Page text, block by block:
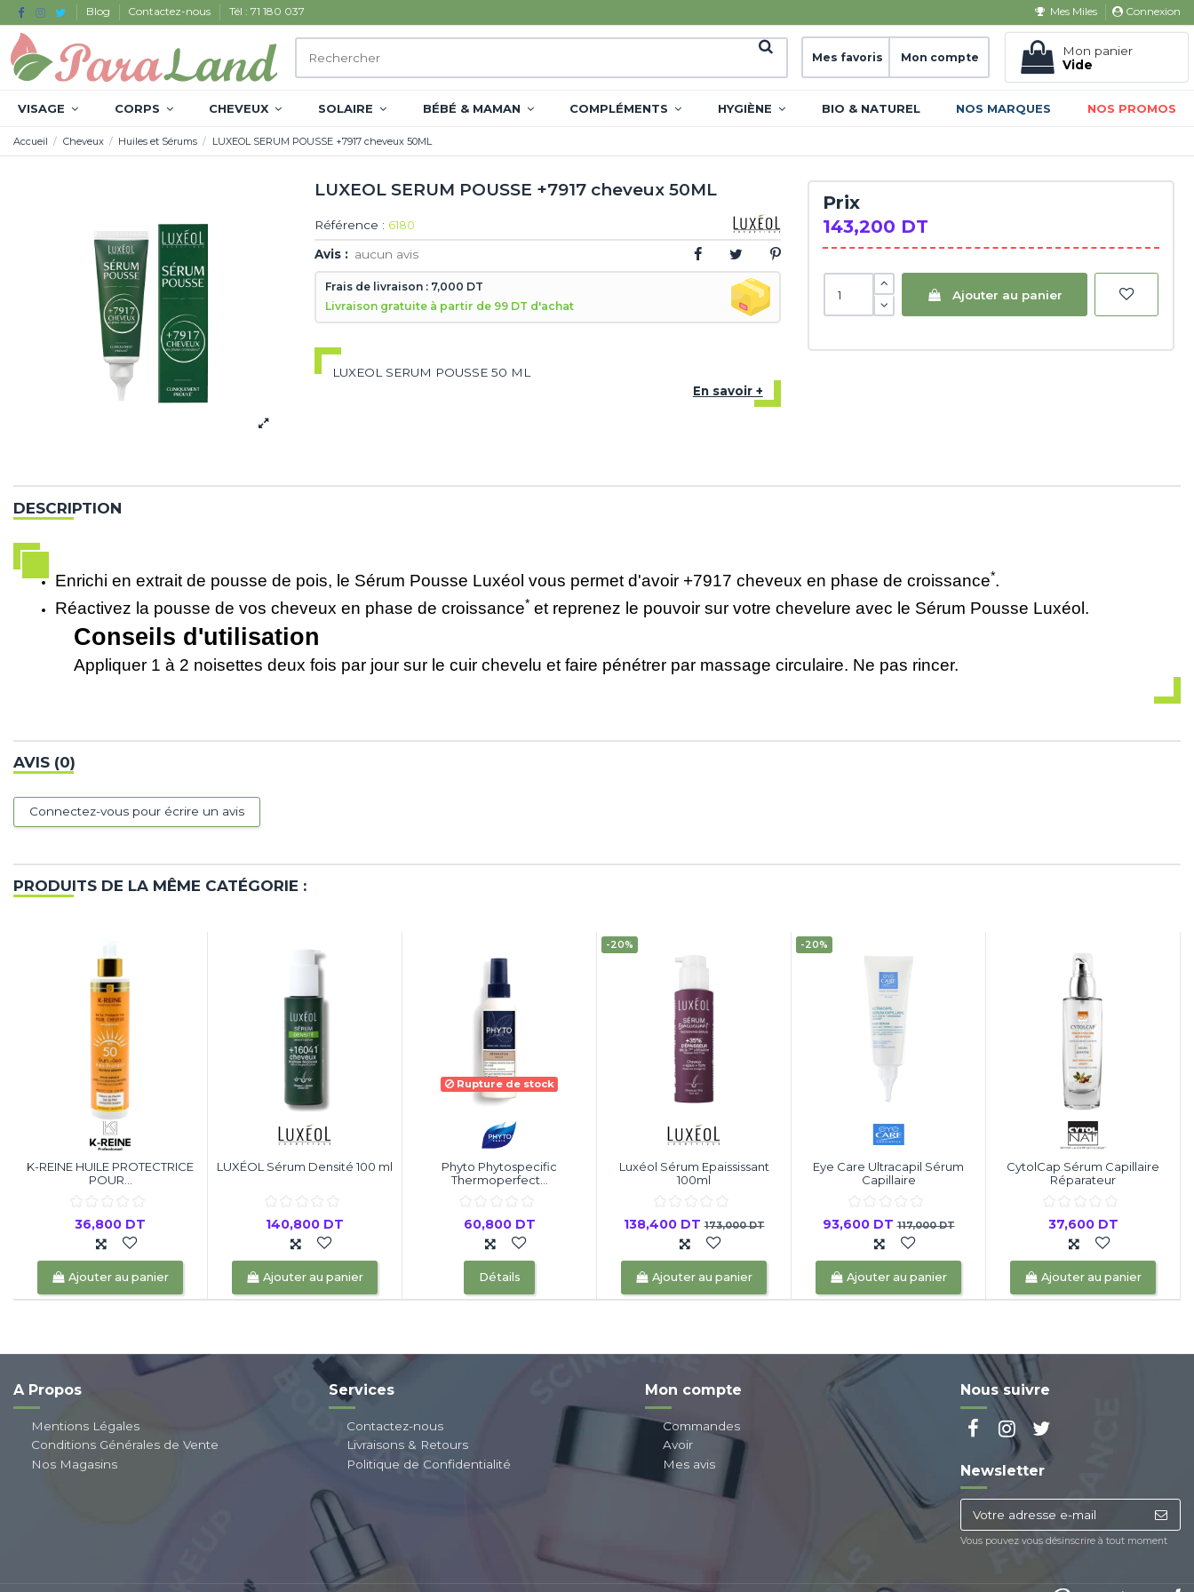
Blog Contactez-nous Tél : 71 180 037 Mes Miles Connexion
Mes favoris Mon compte
Mon panier
Vide
VISAGE CORPS CHEVEUX SOLAIRE BÉBÉ & MAMAN COMPLÉMENTS HYGIÈNE BIO & NATUREL NOS MARQUES NOS PROMOS
Accueil Cheveux Huiles et Sérums LUXEOL SERUM POUSSE +7917 cheveux 50ML
LUXEOL SERUM POUSSE +7917 cheveux 50ML
Référence : 6180
Avis : aucun avis
Frais de livraison : 7,000 DT
Livraison gratuite à partir de 99 DT d'achat
LUXEOL SERUM POUSSE 50 ML
En savoir +
Prix
143,200 DT
Ajouter au panier
DESCRIPTION
Enrichi en extrait de pousse de pois, le Sérum Pousse Luxéol vous permet d'avoir +7917 cheveux en phase de croissance*.
Réactivez la pousse de vos cheveux en phase de croissance* et reprenez le pouvoir sur votre chevelure avec le Sérum Pousse Luxéol.
Conseils d'utilisation
Appliquer 1 à 2 noisettes deux fois par jour sur le cuir chevelu et faire pénétrer par massage circulaire. Ne pas rincer.
AVIS (0)
Connectez-vous pour écrire un avis
PRODUITS DE LA MÊME CATÉGORIE :
K-REINE HUILE PROTECTRICE
POUR...
36,800 DT
Ajouter au panier
LUXÉOL Sérum Densité 100 ml
140,800 DT
Ajouter au panier
Rupture de stock
Phyto Phytospecific
Thermoperfect...
60,800 DT
Détails
-20%
Luxéol Sérum Epaississant
100ml
138,400 DT173,000 DT
Ajouter au panier
-20%
Eye Care Ultracapil Sérum
Capillaire
93,600 DT117,000 DT
Ajouter au panier
CytolCap Sérum Capillaire
Réparateur
37,600 DT
Ajouter au panier
A Propos
Mentions Légales
Conditions Générales de Vente
Nos Magasins
Services
Contactez-nous
Livraisons & Retours
Politique de Confidentialité
Mon compte
Commandes
Avoir
Mes avis
Nous suivre
Newsletter
Vous pouvez vous désinscrire à tout moment